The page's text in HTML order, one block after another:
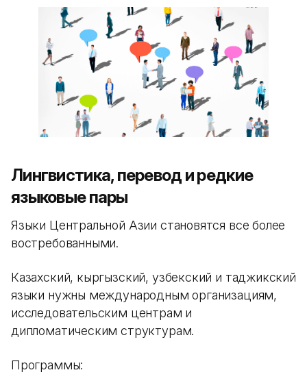
Лингвистика, перевод и редкие
языковые пары
Языки Центральной Азии становятся все более
востребованными.
Казахский, кыргызский, узбекский и таджикский
языки нужны международным организациям,
исследовательским центрам и
дипломатическим структурам.
Программы: